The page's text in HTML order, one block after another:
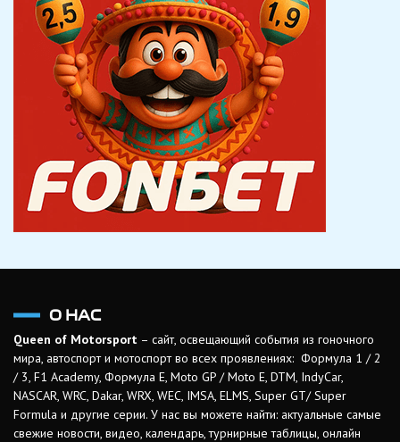
О НАС
Queen of Motorsport – сайт, освещающий события из гоночного
мира, автоспорт и мотоспорт во всех проявлениях: Формула 1 / 2
/ 3, F1 Academy, Формула Е, Moto GP / Moto E, DTM, IndyCar,
NASCAR, WRC, Dakar, WRX, WEC, IMSA, ELMS, Super GT/ Super
Formula и другие серии. У нас вы можете найти: актуальные самые
свежие новости, видео, календарь, турнирные таблицы, онлайн